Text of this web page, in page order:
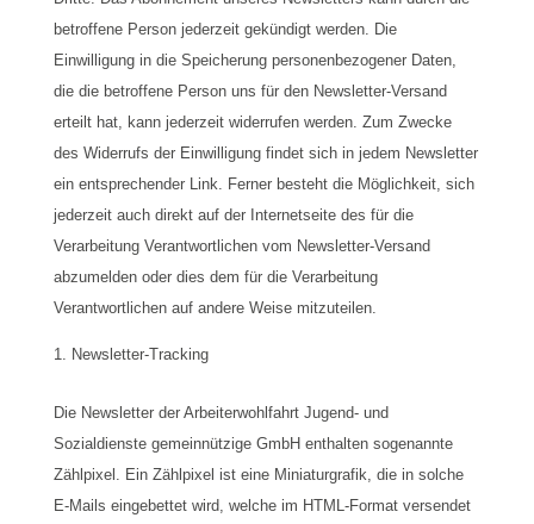
betroffene Person jederzeit gekündigt werden. Die
Einwilligung in die Speicherung personenbezogener Daten,
die die betroffene Person uns für den Newsletter-Versand
erteilt hat, kann jederzeit widerrufen werden. Zum Zwecke
des Widerrufs der Einwilligung findet sich in jedem Newsletter
ein entsprechender Link. Ferner besteht die Möglichkeit, sich
jederzeit auch direkt auf der Internetseite des für die
Verarbeitung Verantwortlichen vom Newsletter-Versand
abzumelden oder dies dem für die Verarbeitung
Verantwortlichen auf andere Weise mitzuteilen.
Newsletter-Tracking
Die Newsletter der Arbeiterwohlfahrt Jugend- und
Sozialdienste gemeinnützige GmbH enthalten sogenannte
Zählpixel. Ein Zählpixel ist eine Miniaturgrafik, die in solche
E-Mails eingebettet wird, welche im HTML-Format versendet